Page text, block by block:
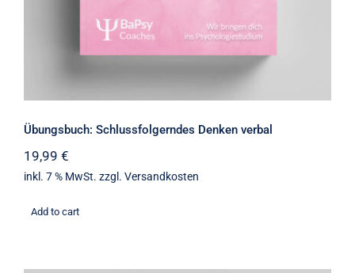
Übungsbuch: Schlussfolgerndes Denken verbal
19,99 €
inkl. 7 % MwSt. zzgl. Versandkosten
Add to cart